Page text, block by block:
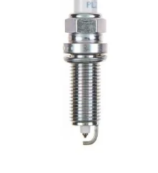
suspensión y freno
filtros y aceites
inyección
citroen c4
yokohama
amortiguador